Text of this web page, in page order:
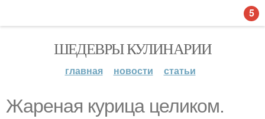
ШЕДЕВРЫ КУЛИНАРИИ
главная новости статьи
Жареная курица целиком.
5